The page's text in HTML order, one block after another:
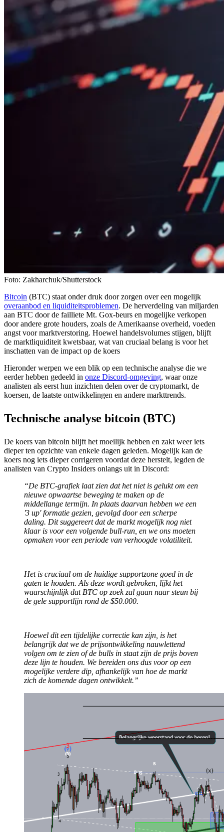
Foto: Zakharchuk/Shutterstock
Bitcoin (BTC) staat onder druk door zorgen over een mogelijk
overaanbod en liquiditeitsproblemen. De herverdeling van miljarden
aan BTC door de failliete Mt. Gox-beurs en mogelijke verkopen
door andere grote houders, zoals de Amerikaanse overheid, voeden
angst voor marktverstoring. Hoewel handelsvolumes stijgen, blijft
de marktliquiditeit kwetsbaar, wat van cruciaal belang is voor het
inschatten van de impact op de koers
Hieronder werpen we een blik op een technische analyse die we
eerder hebben gedeeld in onze Discord-omgeving, waar onze
analisten als eerst hun inzichten delen over de cryptomarkt, de
koersen, de laatste ontwikkelingen en andere markttrends.
Technische analyse bitcoin (BTC)
De koers van bitcoin blijft het moeilijk hebben en zakt weer iets
dieper ten opzichte van enkele dagen geleden. Mogelijk kan de
koers nog iets dieper corrigeren voordat deze herstelt, legden de
analisten van Crypto Insiders onlangs uit in Discord:
“De BTC-grafiek laat zien dat het niet is gelukt om een
nieuwe opwaartse beweging te maken op de
middellange termijn. In plaats daarvan hebben we een
'3 up' formatie gezien, gevolgd door een scherpe
daling. Dit suggereert dat de markt mogelijk nog niet
klaar is voor een volgende bull-run, en we ons moeten
opmaken voor een periode van verhoogde volatiliteit.
Het is cruciaal om de huidige supportzone goed in de
gaten te houden. Als deze wordt gebroken, lijkt het
waarschijnlijk dat BTC op zoek zal gaan naar steun bij
de gele supportlijn rond de $50.000.
Hoewel dit een tijdelijke correctie kan zijn, is het
belangrijk dat we de prijsontwikkeling nauwlettend
volgen om te zien of de bulls in staat zijn de prijs boven
deze lijn te houden. We bereiden ons dus voor op een
mogelijke verdere dip, afhankelijk van hoe de markt
zich de komende dagen ontwikkelt.”